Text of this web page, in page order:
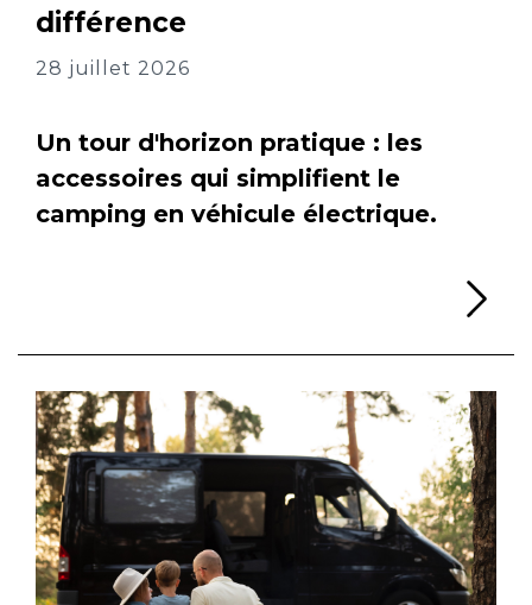
différence
28 juillet 2026
Un tour d'horizon pratique : les
accessoires qui simplifient le
camping en véhicule électrique.